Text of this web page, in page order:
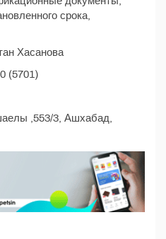
срока,
Хасанова
(5701)
,553/3, Ашхабад,